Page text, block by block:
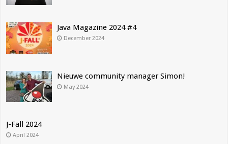
Java Magazine 2024 #4
December 2024
Nieuwe community manager Simon!
May 2024
J-Fall 2024
April 2024